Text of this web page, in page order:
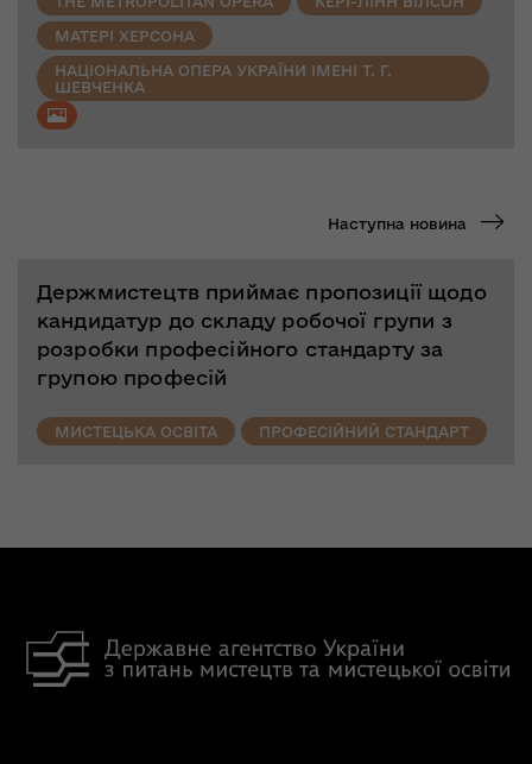
МАТЕРІ ХЕРСОНА
НАЦІОНАЛЬНА ОПЕРА УКРАЇНИ ІМЕНІ Т. Г.
ШЕВЧЕНКА
Наступна новина
Держмистецтв приймає пропозиції щодо
кандидатур до складу робочої групи з
розробки професійного стандарту за
групою професій
МИСТЕЦЬКА ОСВІТА ПРОФЕСІЙНИЙ СТАНДАРТ